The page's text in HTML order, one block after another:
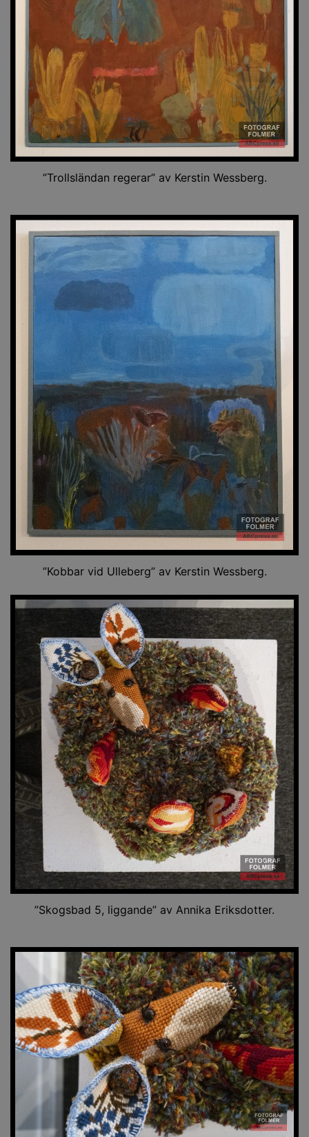
”Trollsländan regerar” av Kerstin Wessberg.
”Kobbar vid Ulleberg” av Kerstin Wessberg.
”Skogsbad 5, liggande” av Annika Eriksdotter.